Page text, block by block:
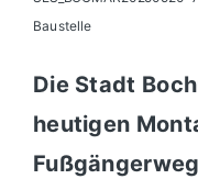
Baustelle
Die Stadt
heutigen